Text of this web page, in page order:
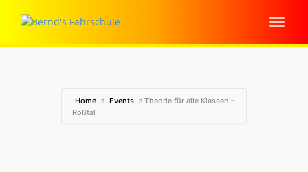
Home Events
Theorie für alle Klassen –
Roßtal